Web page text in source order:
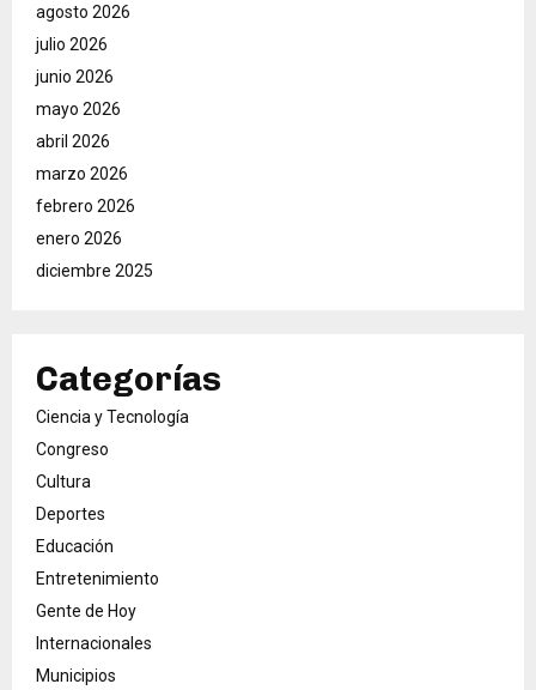
agosto 2026
julio 2026
junio 2026
mayo 2026
abril 2026
marzo 2026
febrero 2026
enero 2026
diciembre 2025
Categorías
Ciencia y Tecnología
Congreso
Cultura
Deportes
Educación
Entretenimiento
Gente de Hoy
Internacionales
Municipios